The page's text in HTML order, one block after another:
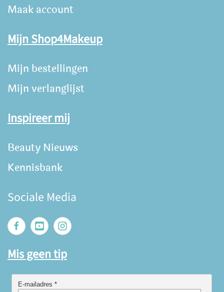
Maak account
Mijn Shop4Makeup
Mijn bestellingen
Mijn verlanglijst
Inspireer mij
Beauty Nieuws
Kennisbank
Sociale Media
Mis geen tip